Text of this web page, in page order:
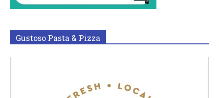
Gustoso Pasta & Pizza